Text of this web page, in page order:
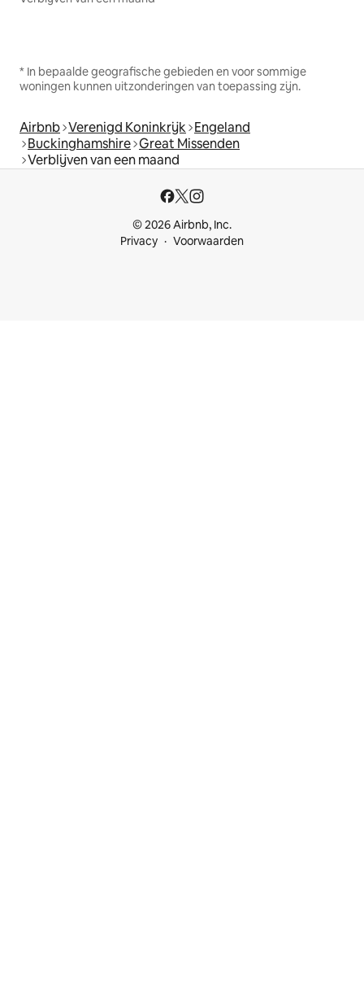
* In bepaalde geografische gebieden en voor sommige
woningen kunnen uitzonderingen van toepassing zijn.
Airbnb Verenigd Koninkrijk Engeland
Buckinghamshire Great Missenden
Verblijven van een maand
© 2026 Airbnb, Inc.
Privacy
Voorwaarden